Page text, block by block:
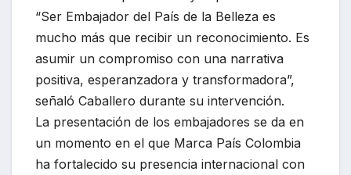
“Ser Embajador del País de la Belleza es
mucho más que recibir un reconocimiento. Es
asumir un compromiso con una narrativa
positiva, esperanzadora y transformadora”,
señaló Caballero durante su intervención.
La presentación de los embajadores se da en
un momento en el que Marca País Colombia
ha fortalecido su presencia internacional con